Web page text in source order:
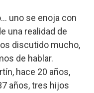
uno se enoja con
una realidad de
discutido mucho,
de hablar.
hace 20 años,
años, tres hijos